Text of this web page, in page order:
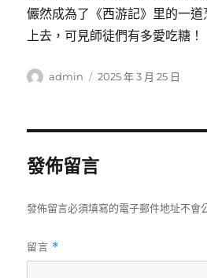
儼然成為了《西游記》里的一
上去，可見師徒們有多愛吃糖！
作
admin
發
2025 年 3 月 25 日
發佈留言
發佈留言必須填寫的電子郵件地址不會
留言 *